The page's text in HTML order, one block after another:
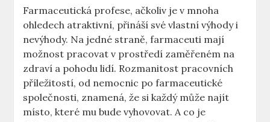
Farmaceutická profese, ačkoliv je v mnoha
ohledech atraktivní, přináší své vlastní výhody i
nevýhody. Na jedné straně, farmaceuti mají
možnost pracovat v prostředí zaměřeném na
zdraví a pohodu lidí. Rozmanitost pracovních
příležitostí, od nemocnic po farmaceutické
společnosti, znamená, že si každý může najít
místo, které mu bude vyhovovat. A co je